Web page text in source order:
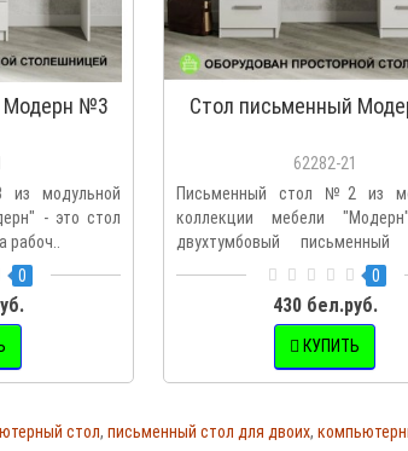
Модерн №3
модульной
- это стол
рабоч..
0
Стол письменный
62282-21
Письменный стол №2 из
коллекции мебели
двухтумбовый
0
430 бел.руб.
КУПИТЬ
стол, письменный стол для двоих,